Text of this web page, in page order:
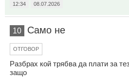
12:34 08.07.2026
10 Само не
ОТГОВОР
Разбрах кой трябва да плати за
защо